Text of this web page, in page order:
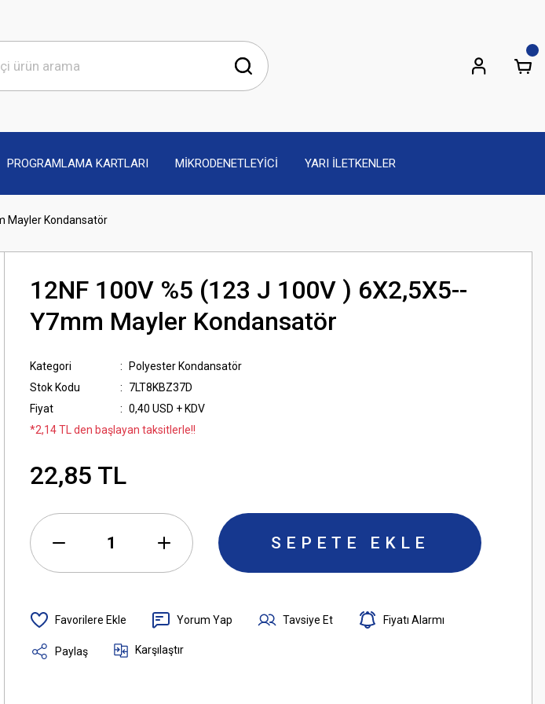
PROGRAMLAMA KARTLARI MİKRODENETLEYİCİ YARI İLETKENLER
Mayler Kondansatör
12NF 100V %5 (123 J 100V ) 6X2,5X5--
Y7mm Mayler Kondansatör
Kategori
Polyester Kondansatör
Stok Kodu
7LT8KBZ37D
Fiyat
0,40 USD + KDV
*2,14 TL den başlayan taksitlerle!!
22,85 TL
SEPETE EKLE
Yorum Yap Tavsiye Et Fiyatı Alarmı
Paylaş Karşılaştır